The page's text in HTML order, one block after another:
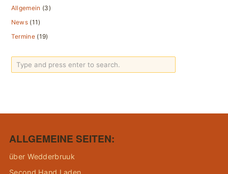
Allgemein (3)
News (11)
Termine (19)
ALLGEMEINE SEITEN:
über Wedderbruuk
Second Hand Laden